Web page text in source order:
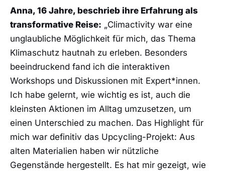
Anna, 16 Jahre, beschrieb ihre Erfahrung als
transformative Reise: „Climactivity war eine
unglaubliche Möglichkeit für⁣ mich, das⁤ Thema
Klimaschutz ⁤hautnah zu erleben. ⁤Besonders
beeindruckend ⁢fand ich die interaktiven
Workshops‌ und Diskussionen mit Expert*innen.
Ich ⁣habe gelernt,​ wie wichtig es ist, auch die
kleinsten Aktionen im Alltag ​umzusetzen, um
einen Unterschied zu machen. Das Highlight für
‌mich war definitiv das Upcycling-Projekt: Aus
alten Materialien ‍haben wir nützliche
⁤Gegenstände‍ hergestellt. Es hat ​mir ‍gezeigt, wie